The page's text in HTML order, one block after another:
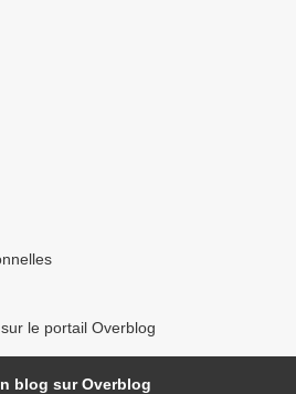
le portail Overblog
blog sur Overblog